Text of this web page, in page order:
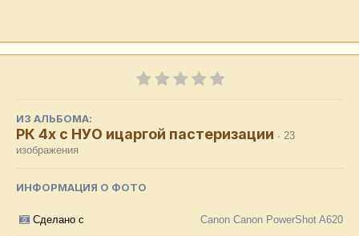
ИЗ АЛЬБОМА:
РК 4х с НУО ицаргой пастеризации · 23
изображения
ИНФОРМАЦИЯ О ФОТО
Сделано с Canon Canon PowerShot A620